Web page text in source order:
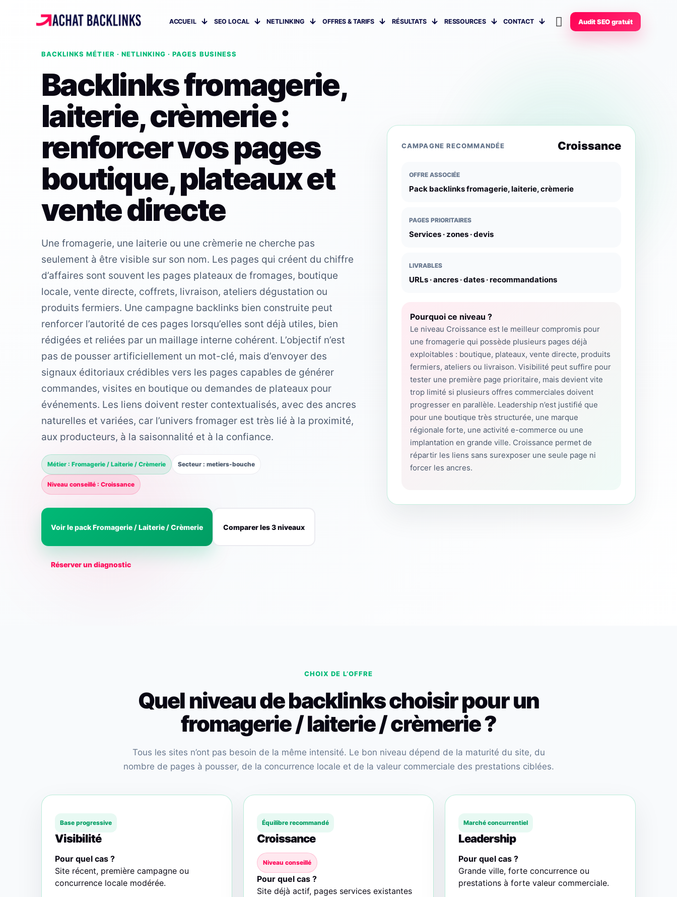
ACCUEIL SEO LOCAL NETLINKING OFFRES & TARIFS RÉSULTATS RESSOURCES CONTACT Audit SEO gratuit
BACKLINKS MÉTIER · NETLINKING · PAGES BUSINESS
Backlinks fromagerie,
laiterie, crèmerie :
renforcer vos pages
boutique, plateaux et
vente directe
Une fromagerie, une laiterie ou une crèmerie ne cherche pas
seulement à être visible sur son nom. Les pages qui créent du chiffre
d’affaires sont souvent les pages plateaux de fromages, boutique
locale, vente directe, coffrets, livraison, ateliers dégustation ou
produits fermiers. Une campagne backlinks bien construite peut
renforcer l’autorité de ces pages lorsqu’elles sont déjà utiles, bien
rédigées et reliées par un maillage interne cohérent. L’objectif n’est
pas de pousser artificiellement un mot-clé, mais d’envoyer des
signaux éditoriaux crédibles vers les pages capables de générer
commandes, visites en boutique ou demandes de plateaux pour
événements. Les liens doivent rester contextualisés, avec des ancres
naturelles et variées, car l’univers fromager est très lié à la proximité,
aux producteurs, à la saisonnalité et à la confiance.
Métier : Fromagerie / Laiterie / Crèmerie Secteur : metiers-bouche
Niveau conseillé : Croissance
Voir le pack Fromagerie / Laiterie / Crèmerie Comparer les 3 niveaux
Réserver un diagnostic
CAMPAGNE RECOMMANDÉE Croissance
OFFRE ASSOCIÉE
Pack backlinks fromagerie, laiterie, crèmerie
PAGES PRIORITAIRES
Services · zones · devis
LIVRABLES
URLs · ancres · dates · recommandations
Pourquoi ce niveau ?
Le niveau Croissance est le meilleur compromis pour
une fromagerie qui possède plusieurs pages déjà
exploitables : boutique, plateaux, vente directe, produits
fermiers, ateliers ou livraison. Visibilité peut suffire pour
tester une première page prioritaire, mais devient vite
trop limité si plusieurs offres commerciales doivent
progresser en parallèle. Leadership n’est justifié que
pour une boutique très structurée, une marque
régionale forte, une activité e-commerce ou une
implantation en grande ville. Croissance permet de
répartir les liens sans surexposer une seule page ni
forcer les ancres.
CHOIX DE L’OFFRE
Quel niveau de backlinks choisir pour un
fromagerie / laiterie / crèmerie ?
Tous les sites n’ont pas besoin de la même intensité. Le bon niveau dépend de la maturité du site, du
nombre de pages à pousser, de la concurrence locale et de la valeur commerciale des prestations ciblées.
Base progressive
Visibilité
Pour quel cas ?
Site récent, première campagne ou
concurrence locale modérée.
Équilibre recommandé
Croissance
Niveau conseillé
Pour quel cas ?
Site déjà actif, pages services existantes
Marché concurrentiel
Leadership
Pour quel cas ?
Grande ville, forte concurrence ou
prestations à forte valeur commerciale.